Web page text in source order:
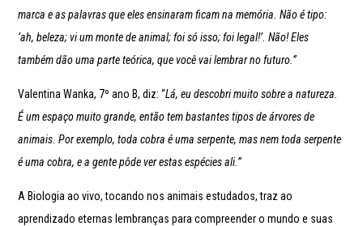
marca e as palavras que eles ensinaram ficam na memória. Não é tipo:
‘ah, beleza; vi um monte de animal; foi só isso; foi legal!’. Não! Eles
também dão uma parte teórica, que você vai lembrar no futuro.”
Valentina Wanka, 7º ano B, diz: “Lá, eu descobri muito sobre a natureza.
É um espaço muito grande, então tem bastantes tipos de árvores de
animais. Por exemplo, toda cobra é uma serpente, mas nem toda serpente
é uma cobra, e a gente pôde ver estas espécies ali.”
A Biologia ao vivo, tocando nos animais estudados, traz ao
aprendizado eternas lembranças para compreender o mundo e suas